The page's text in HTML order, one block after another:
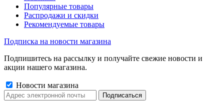
Популярные товары
Распродажи и скидки
Рекомендуемые товары
Подписка на новости магазина
Подпишитесь на рассылку и получайте свежие новости и
акции нашего магазина.
Новости магазина